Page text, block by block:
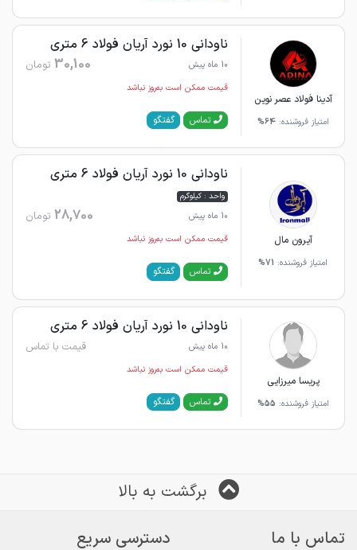
آدینا فولاد عصر نوین
امتیاز فروشنده:64%
ناودانی 10 نورد آریان فولاد 6 متری
10 ماه پیش 30,100 تومان
قیمت ممکن است به‌روز نباشد
تماس گفتگو
آیرون مال
امتیاز فروشنده: 71%
ناودانی 10 نورد آریان فولاد 6 متری
واحد : کیلوگرم
10 ماه پیش
28,700 تومان
قیمت ممکن است به‌روز نباشد
تماس گفتگو
پریسا میرزایی
امتیاز فروشنده: 55%
ناودانی 10 نورد آریان فولاد 6 متری
10 ماه پیش قیمت با تماس
قیمت ممکن است به‌روز نباشد
تماس گفتگو
برگشت به بالا
تماس با ما
دسترسی سریع